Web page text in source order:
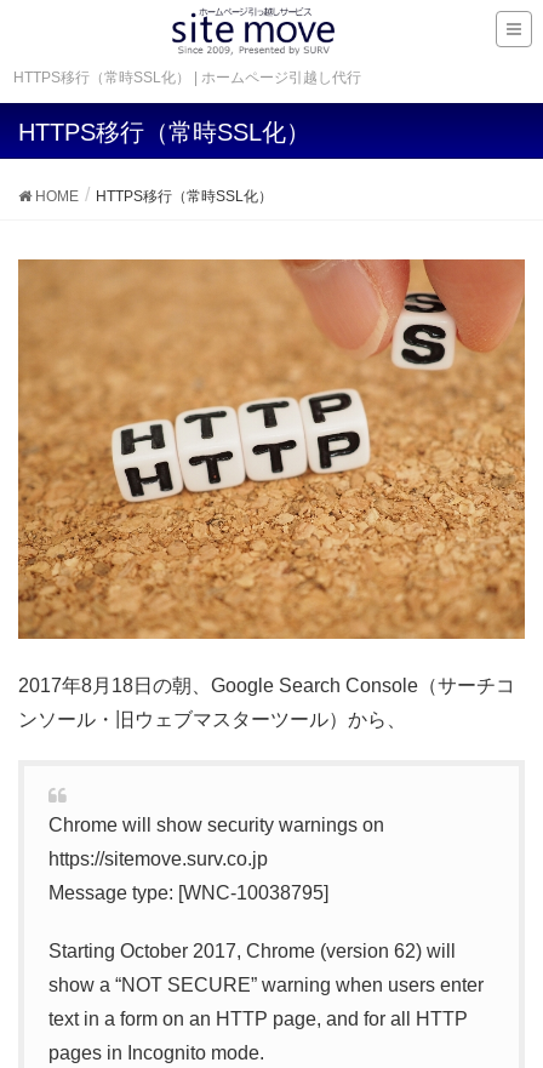
HTTPS移行（常時SSL化） | ホームページ引越し代行
HTTPS移行（常時SSL化）
HOME HTTPS移行（常時SSL化）
2017年8月18日の朝、Google Search Console（サーチコ
ンソール・旧ウェブマスターツール）から、
Chrome will show security warnings on
https://sitemove.surv.co.jp
Message type: [WNC-10038795]
Starting October 2017, Chrome (version 62) will
show a “NOT SECURE” warning when users enter
text in a form on an HTTP page, and for all HTTP
pages in Incognito mode.